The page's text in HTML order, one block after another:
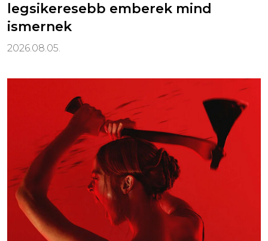
legsikeresebb emberek mind
ismernek
2026.08.05.